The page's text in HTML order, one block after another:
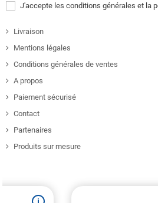
J'accepte les conditions générales et la
Livraison
Mentions légales
Conditions générales de ventes
A propos
Paiement sécurisé
Contact
Partenaires
Produits sur mesure